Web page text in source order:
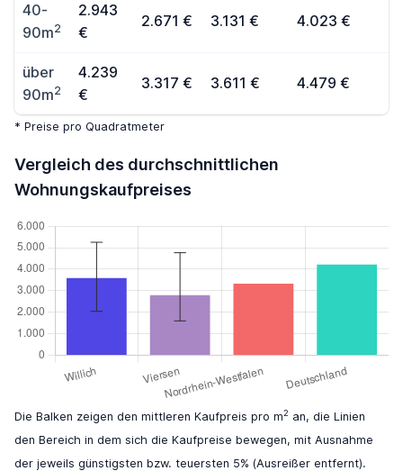
40-
90m2
2.943
€
2.671 € 3.131 € 4.023 €
über
90m2
4.239
€
3.317 € 3.611 € 4.479 €
* Preise pro Quadratmeter
Vergleich des durchschnittlichen
Wohnungskaufpreises
Die Balken zeigen den mittleren Kaufpreis pro m2 an, die Linien
den Bereich in dem sich die Kaufpreise bewegen, mit Ausnahme
der jeweils günstigsten bzw. teuersten 5% (Ausreißer entfernt).